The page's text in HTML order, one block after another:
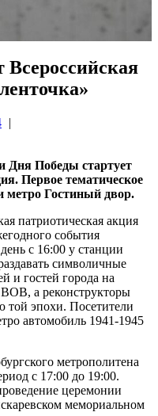
Всероссийская
|
Дня Победы стартует
Первое тематическое
метро Гостиный двор.
патриотическая акция
события
с 16:00 у станции
символичные
и гостей города на
а реконструкторы
той эпохи. Посетители
автомобиль 1941-1945
метрополитена
с 17:00 до 19:00.
церемонии
мемориальном